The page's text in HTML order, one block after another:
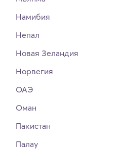
Намибия
Непал
Новая Зеландия
Норвегия
ОАЭ
Оман
Пакистан
Палау